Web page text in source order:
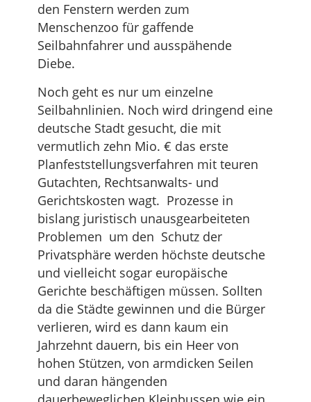
den Fenstern werden zum
Menschenzoo für gaffende
Seilbahnfahrer und ausspähende
Diebe.
Noch geht es nur um einzelne
Seilbahnlinien. Noch wird dringend eine
deutsche Stadt gesucht, die mit
vermutlich zehn Mio. € das erste
Planfeststellungsverfahren mit teuren
Gutachten, Rechtsanwalts- und
Gerichtskosten wagt. Prozesse in
bislang juristisch unausgearbeiteten
Problemen um den Schutz der
Privatsphäre werden höchste deutsche
und vielleicht sogar europäische
Gerichte beschäftigen müssen. Sollten
da die Städte gewinnen und die Bürger
verlieren, wird es dann kaum ein
Jahrzehnt dauern, bis ein Heer von
hohen Stützen, von armdicken Seilen
und daran hängenden